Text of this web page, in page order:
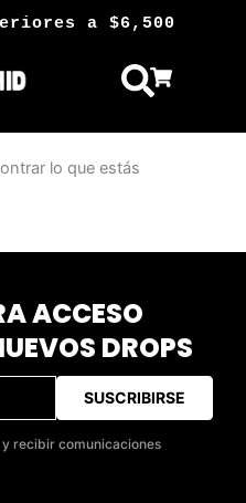
a
lo que estás
ACCESO
DROPS
SUSCRIBIRSE
recibir comunicaciones